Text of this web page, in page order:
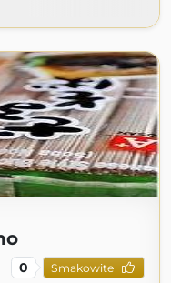
0 Smakowite